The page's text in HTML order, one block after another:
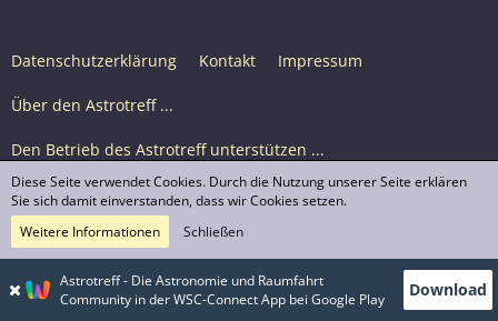
Datenschutzerklärung Kontakt Impressum
Über den Astrotreff ...
Den Betrieb des Astrotreff unterstützen ...
Nutzungsbedingungen
© Astrotreff 2001-2026, lizenziert unter CC BY-SA,
sofern für einzelne Inhalte nicht anders angegeben
Astrotreff - Die Astronomie und Raumfahrt
Community in der WSC-Connect App bei Google Play
Download
Diese Seite verwendet Cookies. Durch die Nutzung unserer Seite erklären
Sie sich damit einverstanden, dass wir Cookies setzen.
Weitere Informationen
Schließen